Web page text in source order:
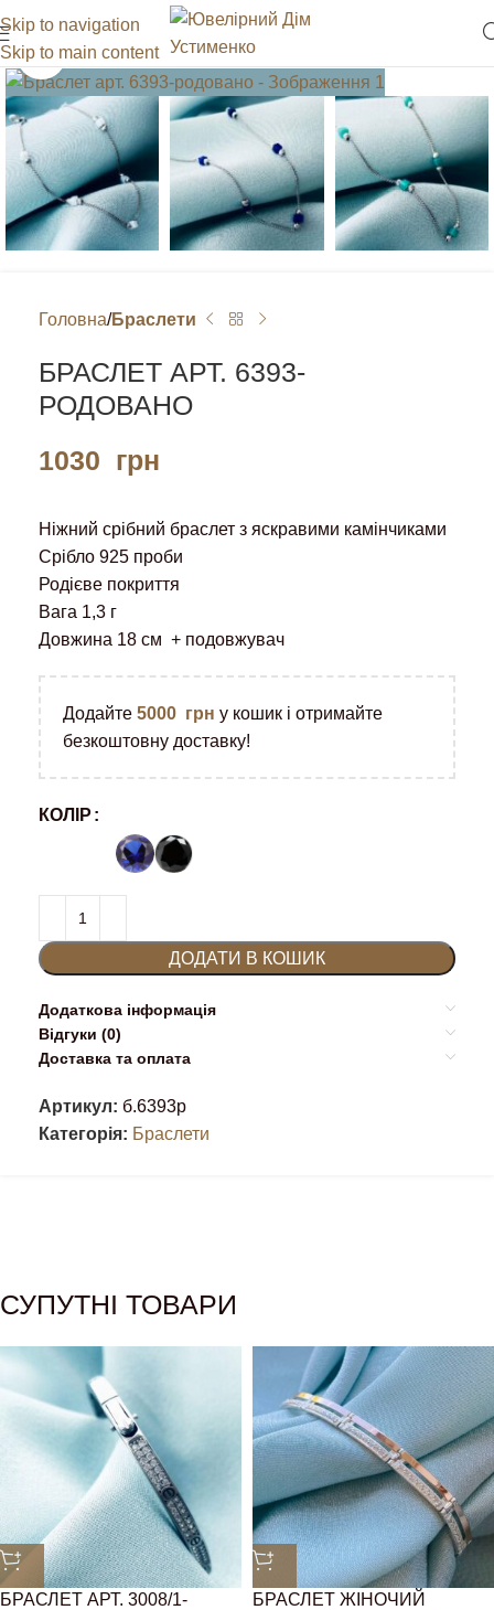
Skip to navigation
Skip to main content
Клацніть, щоб збільшити
Головна Браслети
БРАСЛЕТ АРТ. 6393-
РОДОВАНО
1030 грн
Ніжний срібний браслет з яскравими камінчиками
Срібло 925 проби
Родієве покриття
Вага 1,3 г
Довжина 18 см + подовжувач
Додайте 5000 грн у кошик і отримайте
безкоштовну доставку!
КОЛІР
ДОДАТИ В КОШИК
Додаткова інформація
Відгуки (0)
Доставка та оплата
Артикул: б.6393р
Категорія: Браслети
СУПУТНІ ТОВАРИ
БРАСЛЕТ АРТ. 3008/1-
БРАСЛЕТ ЖІНОЧИЙ